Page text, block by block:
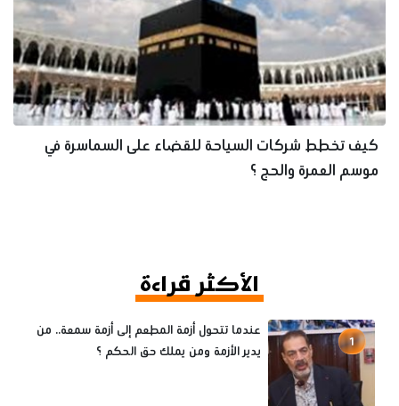
كيف تخطط شركات السياحة للقضاء على السماسرة في
موسم العمرة والحج ؟
الأكثر قراءة
1
عندما تتحول أزمة المطعم إلى أزمة سمعة.. من
يدير الأزمة ومن يملك حق الحكم ؟